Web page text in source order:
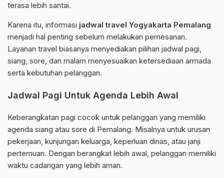
terasa lebih santai.
Karena itu, informasi jadwal travel Yogyakarta Pemalang
menjadi hal penting sebelum melakukan pemesanan.
Layanan travel biasanya menyediakan pilihan jadwal pagi,
siang, sore, dan malam menyesuaikan ketersediaan armada
serta kebutuhan pelanggan.
Jadwal Pagi Untuk Agenda Lebih Awal
Keberangkatan pagi cocok untuk pelanggan yang memiliki
agenda siang atau sore di Pemalang. Misalnya untuk urusan
pekerjaan, kunjungan keluarga, keperluan dinas, atau janji
pertemuan. Dengan berangkat lebih awal, pelanggan memiliki
waktu cadangan yang lebih aman.